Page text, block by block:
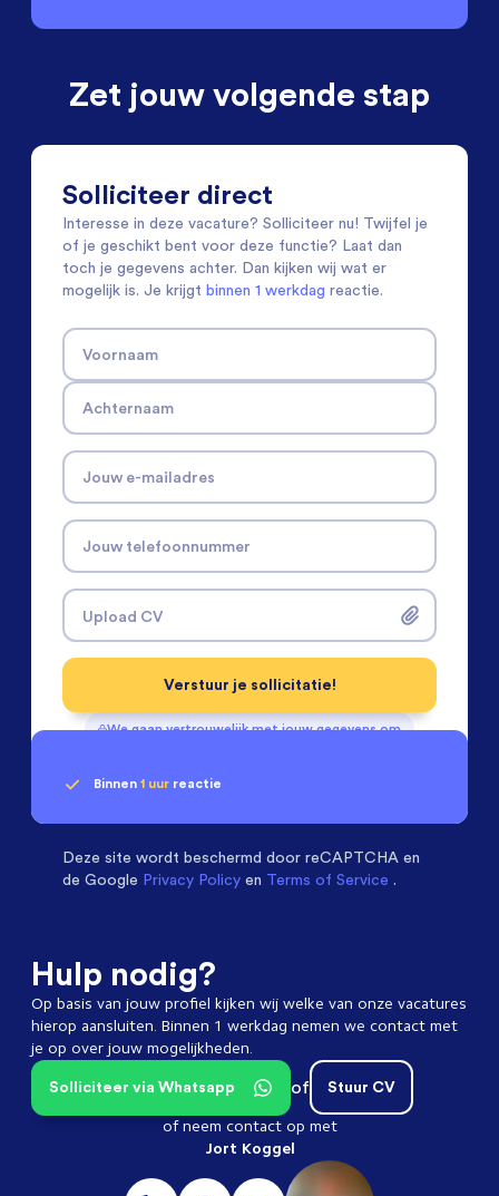
Zet jouw volgende stap
Solliciteer direct
Interesse in deze vacature? Solliciteer nu! Twijfel je
of je geschikt bent voor deze functie? Laat dan
toch je gegevens achter. Dan kijken wij wat er
mogelijk is. Je krijgt binnen 1 werkdag reactie.
Voornaam
Achternaam
Jouw e-mailadres
Jouw telefoonnummer
Upload CV
We gaan vertrouwelijk met jouw gegevens om
Verstuur je sollicitatie!
Binnen 1 uur reactie
Deze site wordt beschermd door reCAPTCHA en
de Google Privacy Policy en Terms of Service .
Hulp nodig?
Op basis van jouw profiel kijken wij welke van onze vacatures
hierop aansluiten. Binnen 1 werkdag nemen we contact met
je op over jouw mogelijkheden.
Stuur CV
of
Solliciteer via Whatsapp
of neem contact op met
Jort Koggel